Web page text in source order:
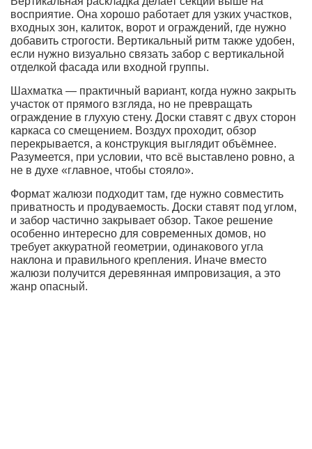
восприятие. Она хорошо работает для узких участков,
входных зон, калиток, ворот и ограждений, где нужно
добавить строгости. Вертикальный ритм также удобен,
если нужно визуально связать забор с вертикальной
отделкой фасада или входной группы.
Шахматка — практичный вариант, когда нужно закрыть
участок от прямого взгляда, но не превращать
ограждение в глухую стену. Доски ставят с двух сторон
каркаса со смещением. Воздух проходит, обзор
перекрывается, а конструкция выглядит объёмнее.
Разумеется, при условии, что всё выставлено ровно, а
не в духе «главное, чтобы стояло».
Формат жалюзи подходит там, где нужно совместить
приватность и продуваемость. Доски ставят под углом,
и забор частично закрывает обзор. Такое решение
особенно интересно для современных домов, но
требует аккуратной геометрии, одинакового угла
наклона и правильного крепления. Иначе вместо
жалюзи получится деревянная импровизация, а это
жанр опасный.